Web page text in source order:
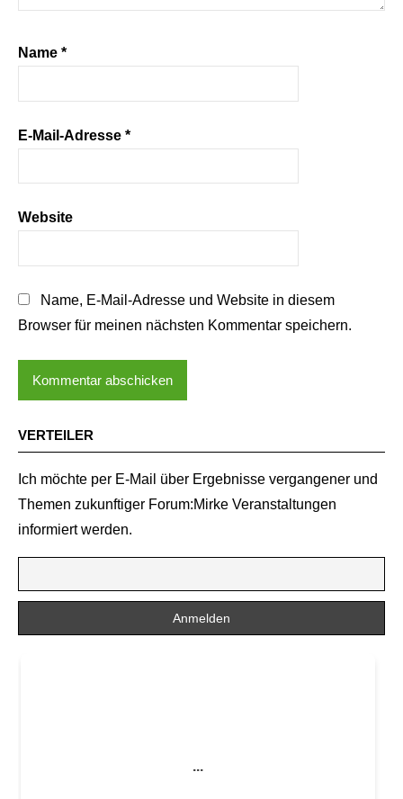
Name *
E-Mail-Adresse *
Website
Name, E-Mail-Adresse und Website in diesem
Browser für meinen nächsten Kommentar speichern.
VERTEILER
Ich möchte per E-Mail über Ergebnisse vergangener und
Themen zukunftiger Forum:Mirke Veranstaltungen
informiert werden.